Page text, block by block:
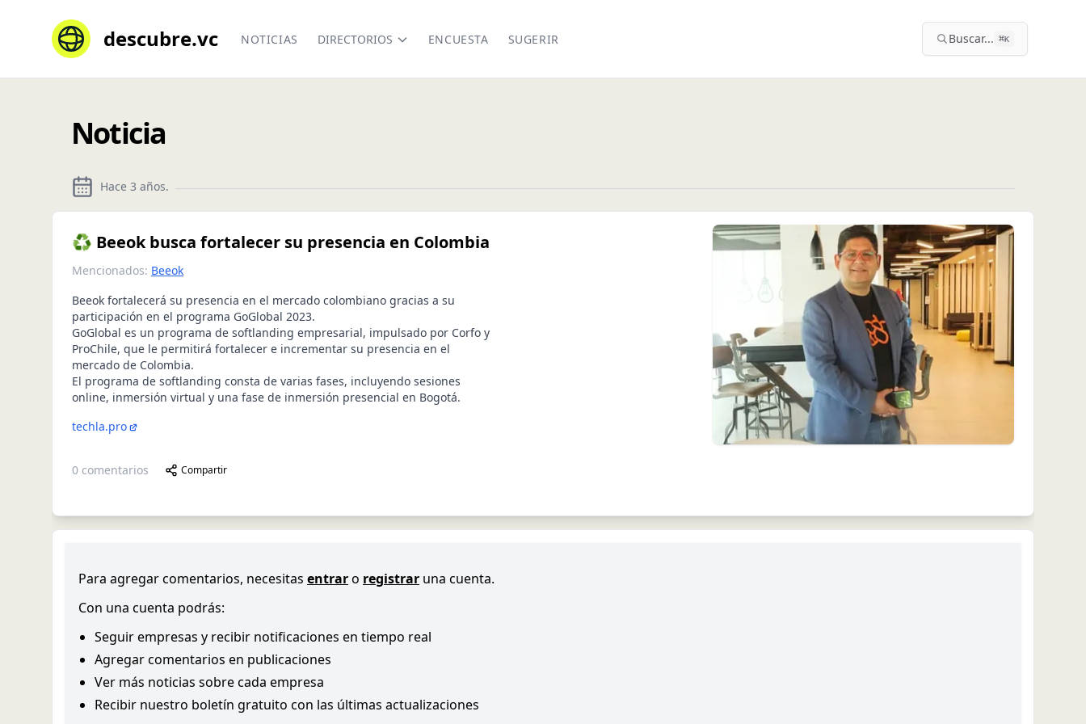
descubre.vc NOTICIAS DIRECTORIOS ENCUESTA SUGERIR Buscar... ⌘K
Noticia
Hace 3 años.
♻️ Beeok busca fortalecer su presencia en Colombia
Mencionados: Beeok
Beeok fortalecerá su presencia en el mercado colombiano gracias a su
participación en el programa GoGlobal 2023.
GoGlobal es un programa de softlanding empresarial, impulsado por Corfo y
ProChile, que le permitirá fortalecer e incrementar su presencia en el
mercado de Colombia.
El programa de softlanding consta de varias fases, incluyendo sesiones
online, inmersión virtual y una fase de inmersión presencial en Bogotá.
techla.pro
0 comentarios Compartir
Para agregar comentarios, necesitas entraro registrar una cuenta.
Con una cuenta podrás:
Seguir empresas y recibir notificaciones en tiempo real
Agregar comentarios en publicaciones
Ver más noticias sobre cada empresa
Recibir nuestro boletín gratuito con las últimas actualizaciones